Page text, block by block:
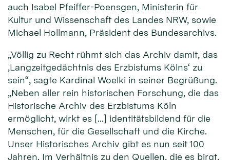
auch Isabel Pfeiffer-Poensgen, Ministerin für
Kultur und Wissenschaft des Landes NRW, sowie
Michael Hollmann, Präsident des Bundesarchivs.
„Völlig zu Recht rühmt sich das Archiv damit, das
‚Langzeitgedächtnis des Erzbistums Kölns‘ zu
sein“, sagte Kardinal Woelki in seiner Begrüßung.
„Neben aller rein historischen Forschung, die das
Historische Archiv des Erzbistums Köln
ermöglicht, wirkt es […] identitätsbildend für die
Menschen, für die Gesellschaft und die Kirche.
Unser Historisches Archiv gibt es nun seit 100
Jahren. Im Verhältnis zu den Quellen, die es birgt,